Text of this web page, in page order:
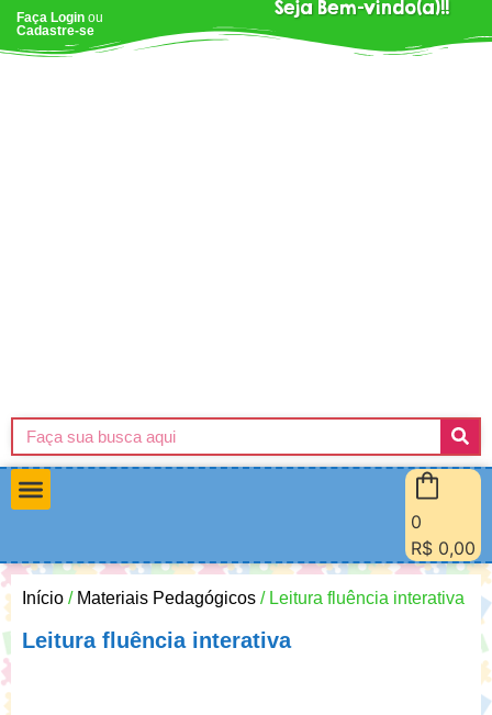
Faça Login ou
Cadastre-se
Seja Bem-vindo(a)!!
0
R$ 0,00
Início / Materiais Pedagógicos / Leitura fluência interativa
Leitura fluência interativa